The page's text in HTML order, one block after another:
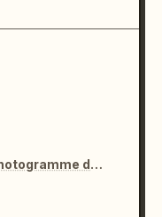
Image cinématographique / Photogramme de film